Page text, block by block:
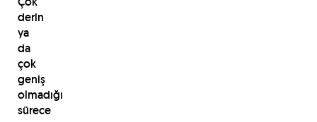
derin
ya
da
çok
geniş
olmadığı
sürece